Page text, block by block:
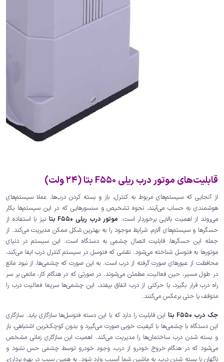
قابلیت‌های موتور درب ریلی F550 بتا (24 ولت)
از آنجایی که سیستم‌های مربوط به کنترل، باز و بسته کردن درب‌ها، عملا سیستم‌های
هوشمندی به حساب می‌آیند، نحوه تشخیص و سنسورهایی که در این سیستم‌ها بکار
می‌روند از اهمیت بالایی برخوردار است. موتور درب ریلی F550 بتا
نیز با استفاده از
حسگرها و سیستم‌های آلارم، شرایط موجود را به بهترین شکل ممکن مدیریت می‌کند. از
جمله این حسگرها، قابلیت اتصال چشمی به دستگاه است. این سیستم در دنیای
موتورها به فتوسل شناخته می‌شود. نقشی که فتوسل در سیستم کنترل درب ایفا می‌کند،
محافظت از عبورهای صورت گرفته از درب است. به این صورت که چشمی‌ها، از نبود مانع
در طول مسیر، حین فعالیت، مطمئن می‌شوند. در صورتی که در هنگام کار، مانعی بر سر
راه درب قرار بگیرد، یا حرکتی از درب اتفاق بیفتد، این چشمی‌ها سریعا فعالیت درب را
متوقف یا حتی برعکس می‌کنند.
جک درب F550 بتا
این قابلیت را دارد که با این دسته فتوسل‌ها سازگاری یابد. سازگاری
این دستگاه با چشمی‌ها با کیفیت خوبی صورت می‌گیرد و بدون کوچک‌ترین اشتباهی، باز
و بسته شدن درب ساختمان‌ها را مدیریت می‌کند. اهمیت این سازگاری زمانی مشخص
می‌شود که در هنگام خروج خودرو از درب، وجود خودرو توسط چشمی حس نشود و
ناگهان با بسته شدن درب، به ماشین شما آسیب وارد شود. به همین سبب در بهره برداری،